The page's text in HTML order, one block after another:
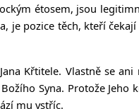
étosem, jsou
je pozice těch, kteří
Křtitele. Vlastně se
Syna. Protože
mu vstříc.